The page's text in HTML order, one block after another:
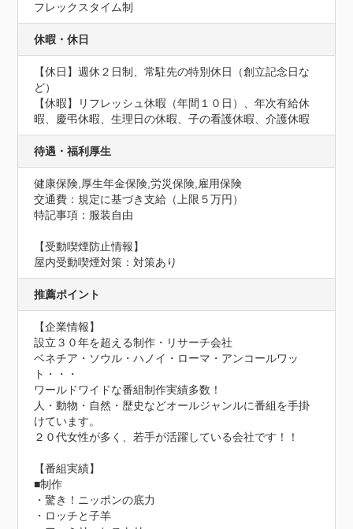
フレックスタイム制
休暇・休日
【休日】週休２日制、常駐先の特別休日（創立記念日な
ど）
【休暇】リフレッシュ休暇（年間１０日）、年次有給休
暇、慶弔休暇、生理日の休暇、子の看護休暇、介護休暇
待遇・福利厚生
健康保険,厚生年金保険,労災保険,雇用保険
交通費：規定に基づき支給（上限５万円）
特記事項：服装自由
【受動喫煙防止情報】
屋内受動喫煙対策：対策あり
推薦ポイント
【企業情報】
設立３０年を超える制作・リサーチ会社
ベネチア・ソウル・ハノイ・ローマ・アンコールワッ
ト・・・
ワールドワイドな番組制作実績多数！
人・動物・自然・歴史などオールジャンルに番組を手掛
けています。
２０代女性が多く、若手が活躍している会社です！！
【番組実績】
■制作
・驚き！ニッポンの底力
・ロッチと子羊